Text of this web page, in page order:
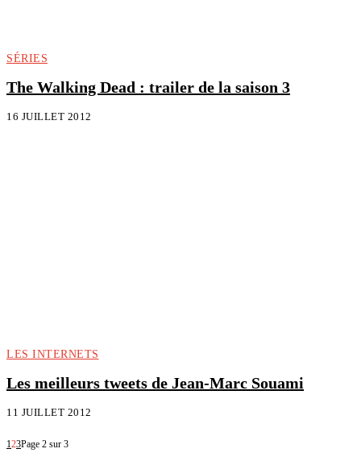
SÉRIES
The Walking Dead : trailer de la saison 3
16 JUILLET 2012
LES INTERNETS
Les meilleurs tweets de Jean-Marc Souami
11 JUILLET 2012
123Page 2 sur 3